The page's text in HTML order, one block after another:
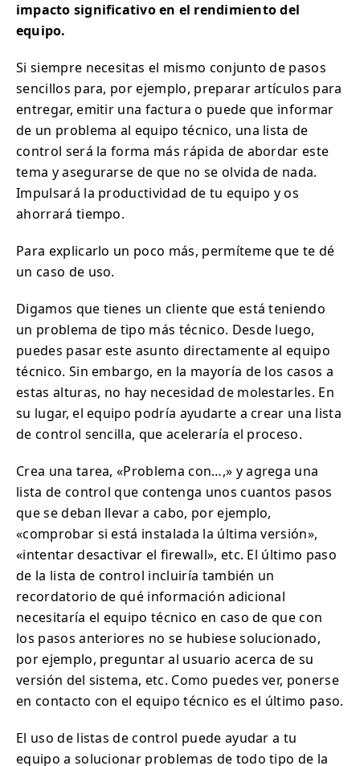
impacto significativo en el rendimiento del
equipo.
Si siempre necesitas el mismo conjunto de pasos
sencillos para, por ejemplo, preparar artículos para
entregar, emitir una factura o puede que informar
de un problema al equipo técnico, una lista de
control será la forma más rápida de abordar este
tema y asegurarse de que no se olvida de nada.
Impulsará la productividad de tu equipo y os
ahorrará tiempo.
Para explicarlo un poco más, permíteme que te dé
un caso de uso.
Digamos que tienes un cliente que está teniendo
un problema de tipo más técnico. Desde luego,
puedes pasar este asunto directamente al equipo
técnico. Sin embargo, en la mayoría de los casos a
estas alturas, no hay necesidad de molestarles. En
su lugar, el equipo podría ayudarte a crear una lista
de control sencilla, que aceleraría el proceso.
Crea una tarea, «Problema con…,» y agrega una
lista de control que contenga unos cuantos pasos
que se deban llevar a cabo, por ejemplo,
«comprobar si está instalada la última versión»,
«intentar desactivar el firewall», etc. El último paso
de la lista de control incluiría también un
recordatorio de qué información adicional
necesitaría el equipo técnico en caso de que con
los pasos anteriores no se hubiese solucionado,
por ejemplo, preguntar al usuario acerca de su
versión del sistema, etc. Como puedes ver, ponerse
en contacto con el equipo técnico es el último paso.
El uso de listas de control puede ayudar a tu
equipo a solucionar problemas de todo tipo de la